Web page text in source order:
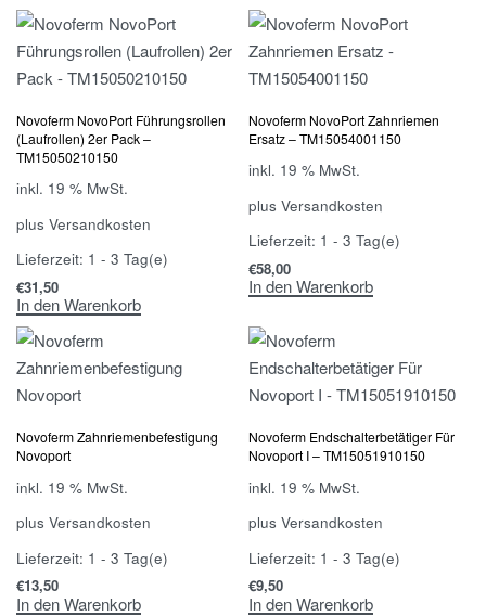
Novoferm NovoPort Führungsrollen
(Laufrollen) 2er Pack –
TM15050210150
inkl. 19 % MwSt.
plus Versandkosten
Lieferzeit: 1 - 3 Tag(e)
€31,50
In den Warenkorb
Novoferm NovoPort Zahnriemen
Ersatz – TM15054001150
inkl. 19 % MwSt.
plus Versandkosten
Lieferzeit: 1 - 3 Tag(e)
€58,00
In den Warenkorb
Novoferm Zahnriemenbefestigung
Novoport
inkl. 19 % MwSt.
plus Versandkosten
Lieferzeit: 1 - 3 Tag(e)
€13,50
In den Warenkorb
Novoferm Endschalterbetätiger Für
Novoport I – TM15051910150
inkl. 19 % MwSt.
plus Versandkosten
Lieferzeit: 1 - 3 Tag(e)
€9,50
In den Warenkorb